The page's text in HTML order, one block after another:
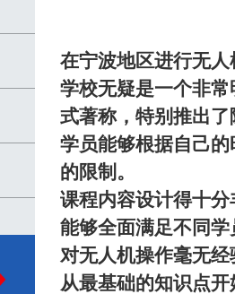
在宁波地区进行无
学校无疑是一个非
式著称，特别推出
学员能够根据自己
的限制。
课程内容设计得十
能够全面满足不同
对无人机操作毫无
从最基础的知识点